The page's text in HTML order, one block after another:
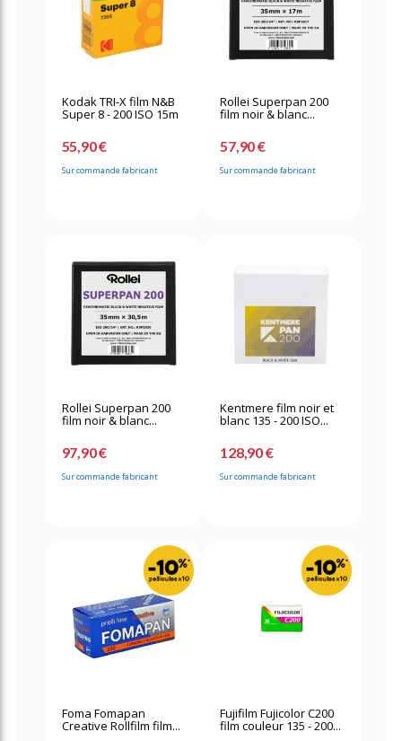
Kodak TRI-X film N&B
Super 8 - 200 ISO 15m
55,90 €
Sur commande fabricant
Rollei Superpan 200
film noir & blanc...
57,90 €
Sur commande fabricant
Rollei Superpan 200
film noir & blanc...
97,90 €
Sur commande fabricant
Kentmere film noir et
blanc 135 - 200 ISO...
128,90 €
Sur commande fabricant
Foma Fomapan
Creative Rollfilm film...
Fujifilm Fujicolor C200
film couleur 135 - 200...